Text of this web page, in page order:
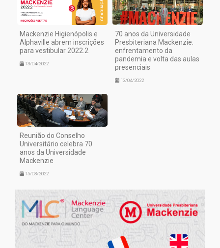
Mackenzie Higienópolis e
Alphaville abrem inscrições
para vestibular 2022.2
13/04/2022
70 anos da Universidade
Presbiteriana Mackenzie:
enfrentamento da
pandemia e volta das aulas
presenciais
13/04/2022
Reunião do Conselho
Universitário celebra 70
anos da Universidade
Mackenzie
15/03/2022